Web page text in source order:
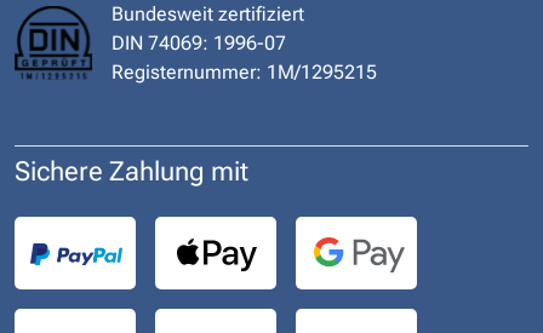
Bundesweit zertifiziert
DIN 74069: 1996-07
Registernummer: 1M/1295215
Sichere Zahlung mit